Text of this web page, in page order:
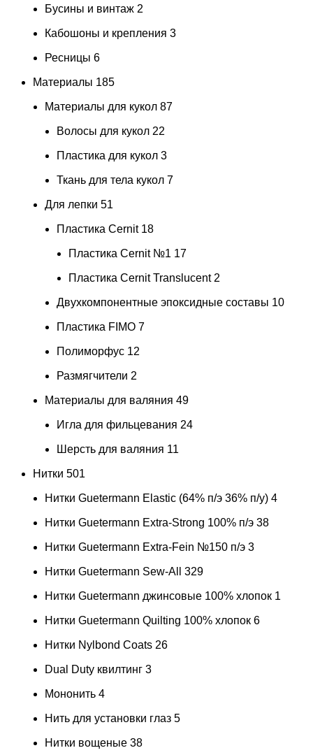
Бусины и винтаж 2
Кабошоны и крепления 3
Ресницы 6
Материалы 185
Материалы для кукол 87
Волосы для кукол 22
Пластика для кукол 3
Ткань для тела кукол 7
Для лепки 51
Пластика Cernit 18
Пластика Cernit №1 17
Пластика Cernit Translucent 2
Двухкомпонентные эпоксидные составы 10
Пластика FIMO 7
Полиморфус 12
Размягчители 2
Материалы для валяния 49
Игла для фильцевания 24
Шерсть для валяния 11
Нитки 501
Нитки Guetermann Elastic (64% п/э 36% п/у) 4
Нитки Guetermann Extra-Strong 100% п/э 38
Нитки Guetermann Extra-Fein №150 п/э 3
Нитки Guetermann Sew-All 329
Нитки Guetermann джинсовые 100% хлопок 1
Нитки Guetermann Quilting 100% хлопок 6
Нитки Nylbond Coats 26
Dual Duty квилтинг 3
Мононить 4
Нить для установки глаз 5
Нитки вощеные 38